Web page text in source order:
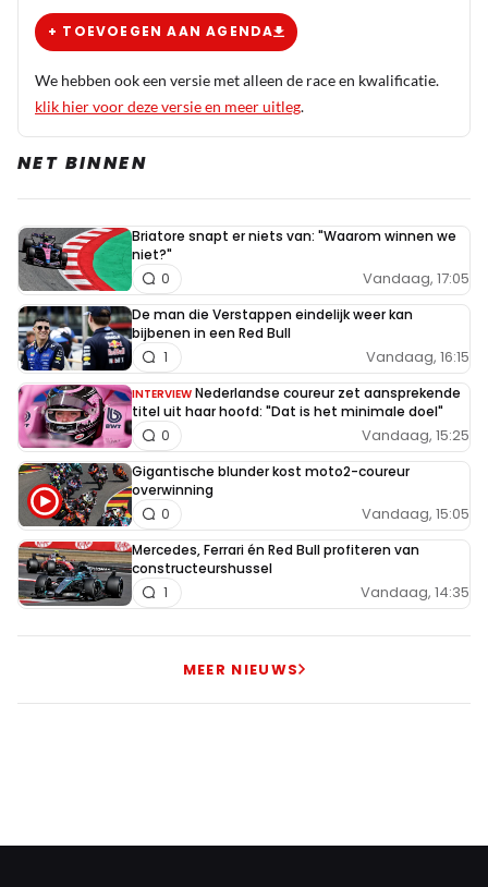
Typisch: ik vind die Red Bull juist de lelijkste wagen van
allemaal. Hij ziet er uit alsof er een combine harvester
tegen z'n zijkant is aangereden, die in z'n geheel had
opengehaald, en toen "hard" wegreed zonder ook maar
een briefje onder de ruitenwisser of schakelflipper achter
te laten.
Simon Bez
1 maart 2022 19:18
Ik ben allereerst F1 fan, maar als Nederlander zie ik Max
wel graag winnen. Ik heb voor de Alfa gekozen.
Meepraten? Dat kan! Je hoeft je alleen maar aan te
melden met een RN365-account.
INLOGGEN AANMELDEN
+ TOEVOEGEN AAN AGENDA
We hebben ook een versie met alleen de race en kwalificatie.
klik hier voor deze versie en meer uitleg.
NET BINNEN
Briatore snapt er niets van: "Waarom winnen we
niet?"
Vandaag, 17:05
0
De man die Verstappen eindelijk weer kan
bijbenen in een Red Bull
Vandaag, 16:15
1
INTERVIEW Nederlandse coureur zet aansprekende
titel uit haar hoofd: "Dat is het minimale doel"
Vandaag, 15:25
0
Gigantische blunder kost moto2-coureur
overwinning
Vandaag, 15:05
0
Mercedes, Ferrari én Red Bull profiteren van
constructeurshussel
Vandaag, 14:35
1
MEER NIEUWS